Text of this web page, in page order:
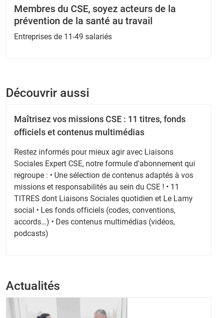
Membres du CSE, soyez acteurs de la
prévention de la santé au travail
Entreprises de 11-49 salariés
Découvrir aussi
Maîtrisez vos missions CSE : 11 titres, fonds
officiels et contenus multimédias
Restez informés pour mieux agir avec Liaisons
Sociales Expert CSE, notre formule d'abonnement qui
regroupe : • Une sélection de contenus adaptés à vos
missions et responsabilités au sein du CSE ! • 11
TITRES dont Liaisons Sociales quotidien et Le Lamy
social • Les fonds officiels (codes, conventions,
accords…) • Des contenus multimédias (vidéos,
podcasts)
Actualités